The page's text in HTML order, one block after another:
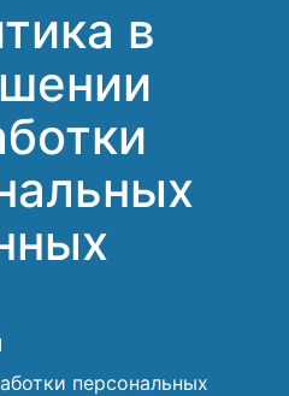
в
персональных